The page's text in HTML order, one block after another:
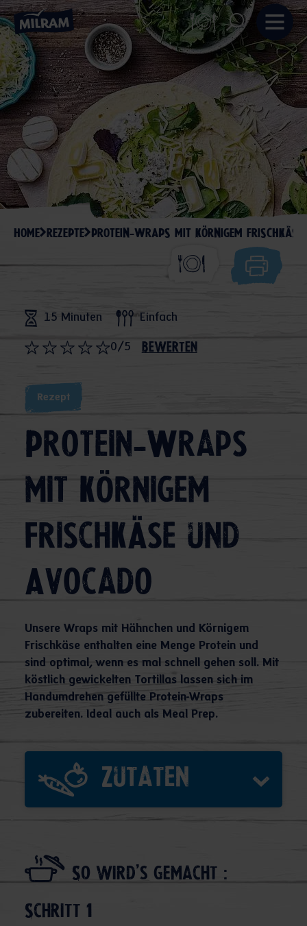
HOME REZEPTE PROTEIN-WRAPS MIT KÖRNIGEM
15 Minuten Einfach
0/5 bewerten
Rezept
Protein-Wraps
mit körnigem
Frischkäse und
Avocado
Unsere Wraps mit Hähnchen und Körnigem
Frischkäse enthalten eine Menge Protein und
sind optimal, wenn es mal schnell gehen soll. Mit
köstlich gewickelten Tortillas lassen sich im
Handumdrehen gefüllte Protein-Wraps
zubereiten. Ideal auch als Meal Prep.
Zutaten
So wird's gemacht :
Schritt 1